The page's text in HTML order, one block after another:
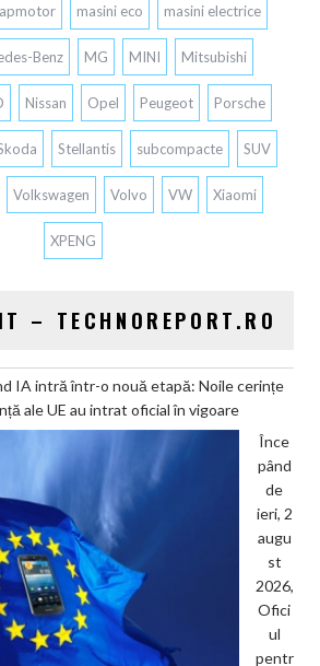
masini eco masini electrice
Benz MG MINI Mitsubishi
Nissan Opel Peugeot Porsche
Stellantis subcompacte SUV
Volkswagen Volvo VW Xiaomi
XPENG
– TECHNOREPORT.RO
IA intră într-o nouă etapă: Noile cerințe
ale UE au intrat oficial în vigoare
Înce
pând
de
ieri, 2
augu
st
2026,
Ofici
ul
pentr